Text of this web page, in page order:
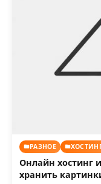
РАЗНОЕ
Онлайн хостинг
хранить